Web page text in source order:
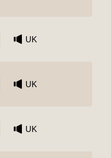
UK
UK
UK